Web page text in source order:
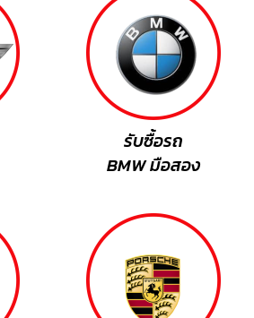
รับซื้อรถ
BMW มือสอง